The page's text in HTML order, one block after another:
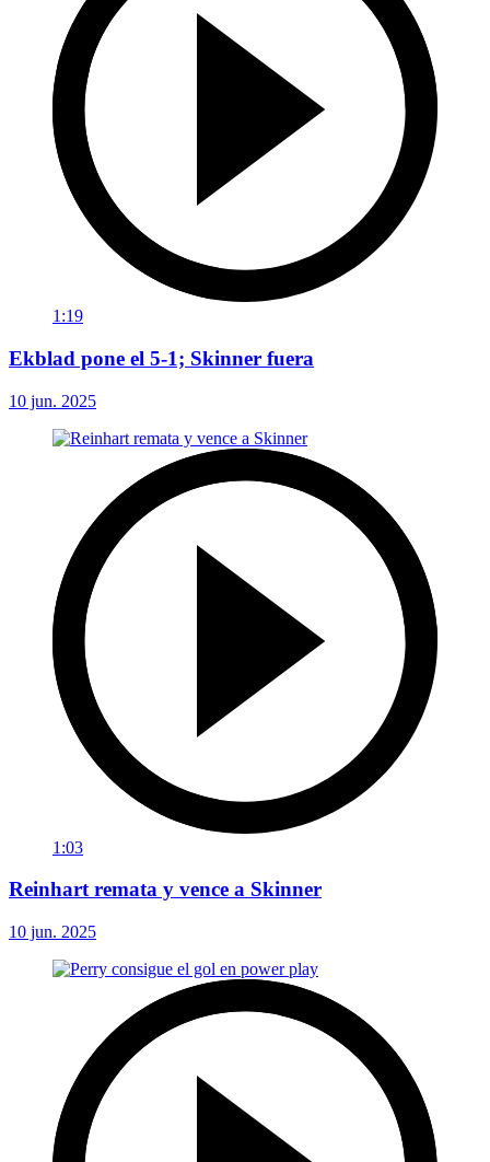
1:19
Ekblad pone el 5-1; Skinner fuera
10 jun. 2025
1:03
Reinhart remata y vence a Skinner
10 jun. 2025